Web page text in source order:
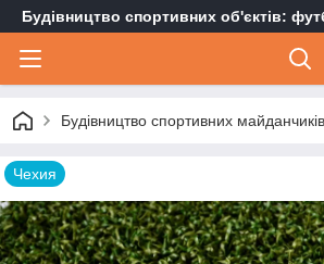
Будівництво спортивних об'єктів:
Будівництво спортивних
Чехия